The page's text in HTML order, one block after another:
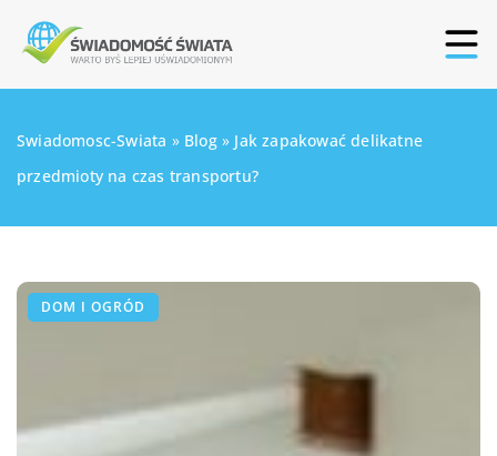
Swiadomosc-Swiata » Blog» Jak zapakować delikatne
przedmioty na czas transportu?
DOM I OGRÓD